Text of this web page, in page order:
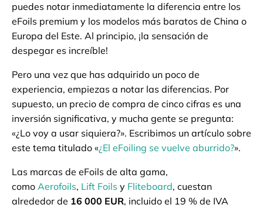
puedes notar inmediatamente la diferencia entre los
eFoils premium y los modelos más baratos de China o
Europa del Este. Al principio, ¡la sensación de
despegar es increíble!
Pero una vez que has adquirido un poco de
experiencia, empiezas a notar las diferencias. Por
supuesto, un precio de compra de cinco cifras es una
inversión significativa, y mucha gente se pregunta:
«¿Lo voy a usar siquiera?». Escribimos un artículo sobre
este tema titulado «¿El eFoiling se vuelve aburrido?».
Las marcas de eFoils de alta gama,
como Aerofoils, Lift Foils y Fliteboard, cuestan
alrededor de 16 000 EUR, incluido el 19 % de IVA